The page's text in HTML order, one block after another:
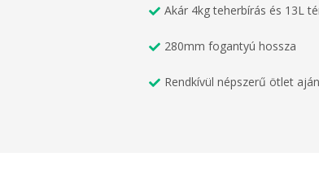
Akár 4kg teherbírás és 13L
280mm fogantyú hossza
Rendkívül népszerű ötlet